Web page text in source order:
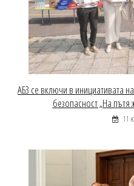
АБЗ се включи в инициативата
безопасност „На
11